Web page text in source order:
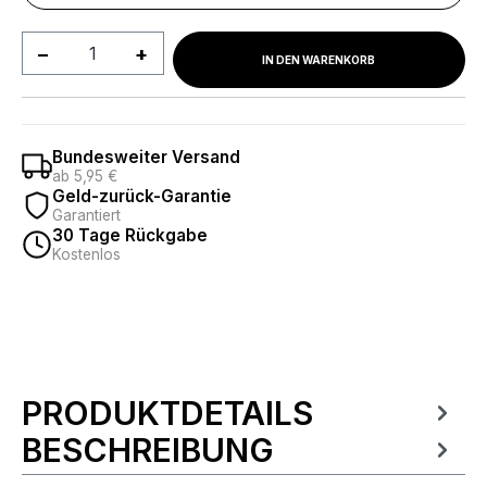
Produkt Anzahl: Gib denIN DEN WARENKORB
Bundesweiter Versand
ab 5,95 €
Geld-zurück-Garantie
Garantiert
30 Tage Rückgabe
Kostenlos
Produktinformationen
PRODUKTDETAILS
BESCHREIBUNG